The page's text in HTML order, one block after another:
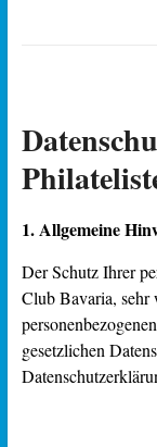
1. Allgemeine
Der Schutz Ihrer
Club Bavaria,
gesetzlichen